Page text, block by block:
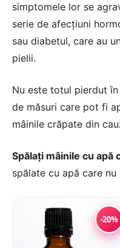
simptomele lor se
serie de afecțiuni
sau diabetul, care au
pielii.
Nu este totul pierdut
de măsuri care pot fi
mâinile crăpate din
Spălați mâinile cu apă
spălate cu apă care
-20%